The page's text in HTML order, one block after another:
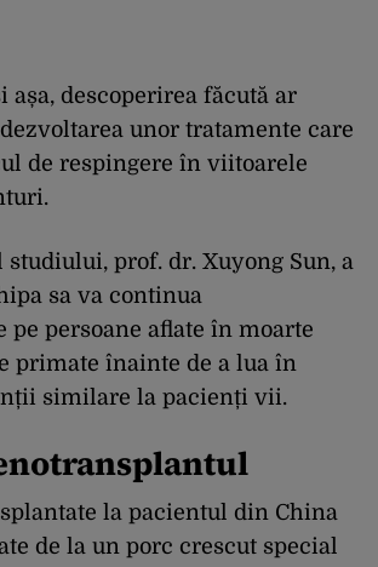
așa, descoperirea făcută ar
unor tratamente care
de respingere în viitoarele
studiului, prof. dr. Xuyong Sun, a
sa va continua
pe persoane aflate în moarte
primate înainte de a lua în
similare la pacienți vii.
la pacientul din China
de la un porc crescut special